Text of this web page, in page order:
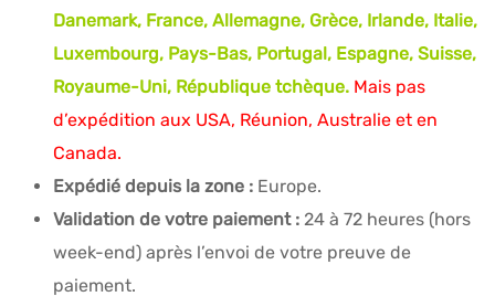
Danemark, France, Allemagne, Grèce, Irlande, Italie,
Luxembourg, Pays-Bas, Portugal, Espagne, Suisse,
Royaume-Uni, République tchèque. Mais pas
d’expédition aux USA, Réunion, Australie et en
Canada.
Expédié depuis la zone : Europe.
Validation de votre paiement : 24 à 72 heures (hors
week-end) après l’envoi de votre preuve de
paiement.